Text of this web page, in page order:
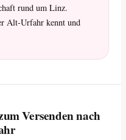
rund um Linz.
Alt-Urfahr kennt und
Versenden nach